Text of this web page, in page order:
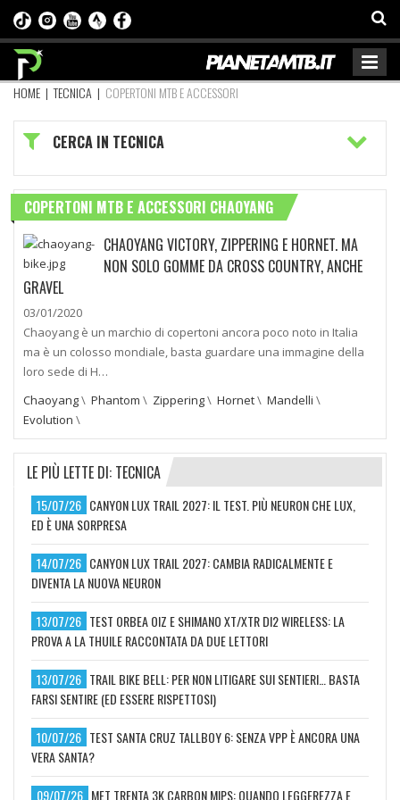
HOME |TECNICA | COPERTONI MTB E ACCESSORI
CERCA IN TECNICA
COPERTONI MTB E ACCESSORI CHAOYANG
CHAOYANG VICTORY, ZIPPERING E HORNET. MA
NON SOLO GOMME DA CROSS COUNTRY, ANCHE
GRAVEL
03/01/2020
Chaoyang è un marchio di copertoni ancora poco noto in Italia
ma è un colosso mondiale, basta guardare una immagine della
loro sede di H…
Chaoyang\ Phantom \ Zippering\ Hornet\ Mandelli \
Evolution \
LE PIÙ LETTE DI: TECNICA
15/07/26 CANYON LUX TRAIL 2027: IL TEST. PIÙ NEURON CHE LUX,
ED È UNA SORPRESA
14/07/26 CANYON LUX TRAIL 2027: CAMBIA RADICALMENTE E
DIVENTA LA NUOVA NEURON
13/07/26 TEST ORBEA OIZ E SHIMANO XT/XTR DI2 WIRELESS: LA
PROVA A LA THUILE RACCONTATA DA DUE LETTORI
13/07/26 TRAIL BIKE BELL: PER NON LITIGARE SUI SENTIERI… BASTA
FARSI SENTIRE (ED ESSERE RISPETTOSI)
10/07/26 TEST SANTA CRUZ TALLBOY 6: SENZA VPP È ANCORA UNA
VERA SANTA?
09/07/26 MET TRENTA 3K CARBON MIPS: QUANDO LEGGEREZZA E